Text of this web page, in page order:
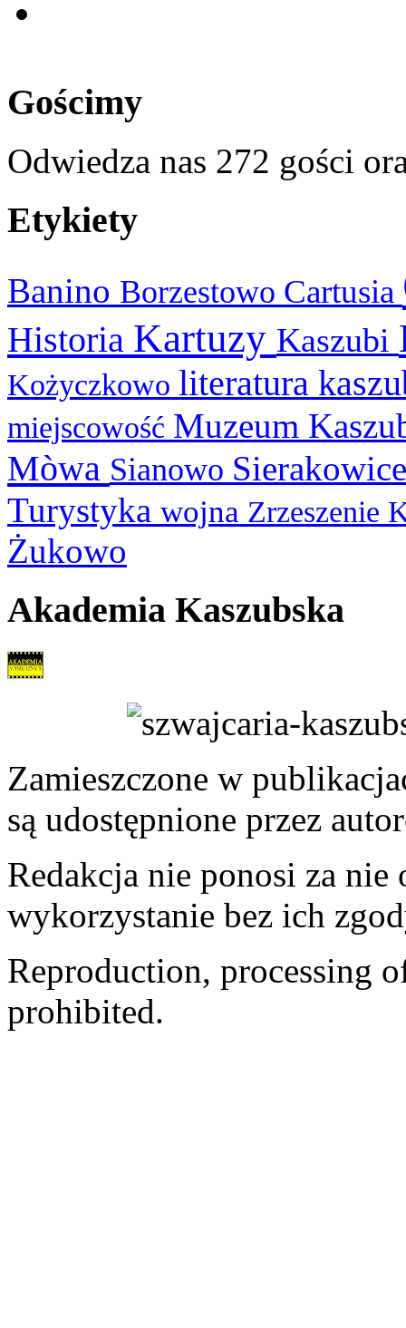
Gościmy
Odwiedza nas 272 gości
Etykiety
Banino Borzestowo Cartusia
Historia Kartuzy Kaszubi
Kożyczkowo literatura
miejscowość Muzeum
Mòwa Sianowo
Turystyka wojna Zrzeszenie
Żukowo
Akademia Kaszubska
Zamieszczone w
są udostępnione przez
Redakcja nie ponosi za
wykorzystanie bez ich
Reproduction, processing
prohibited.